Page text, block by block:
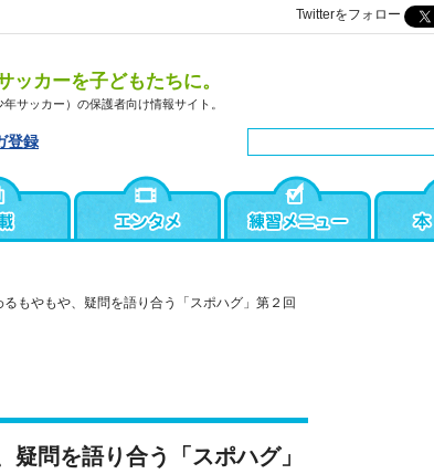
Twitterをフォロー
ッカーを子どもたちに。
サッカー）の保護者向け情報サイト。
登録
もやもや、疑問を語り合う「スポハグ」第２回
問を語り合う「スポハグ」